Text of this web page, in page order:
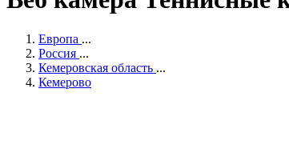
Европа ...
Россия ...
Кемеровская область ...
Кемерово